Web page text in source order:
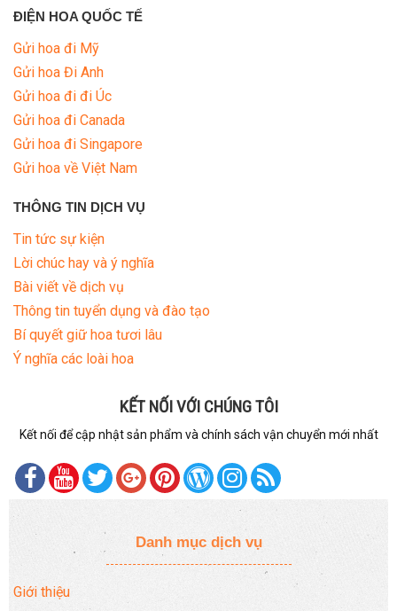
ĐIỆN HOA QUỐC TẾ
Gửi hoa đi Mỹ
Gửi hoa Đi Anh
Gửi hoa đi đi Úc
Gửi hoa đi Canada
Gửi hoa đi Singapore
Gửi hoa về Việt Nam
THÔNG TIN DỊCH VỤ
Tin tức sự kiện
Lời chúc hay và ý nghĩa
Bài viết về dịch vụ
Thông tin tuyển dụng và đào tạo
Bí quyết giữ hoa tươi lâu
Ý nghĩa các loài hoa
KẾT NỐI VỚI CHÚNG TÔI
Kết nối để cập nhật sản phẩm và chính sách vận chuyển mới nhất
Danh mục dịch vụ
Giới thiệu